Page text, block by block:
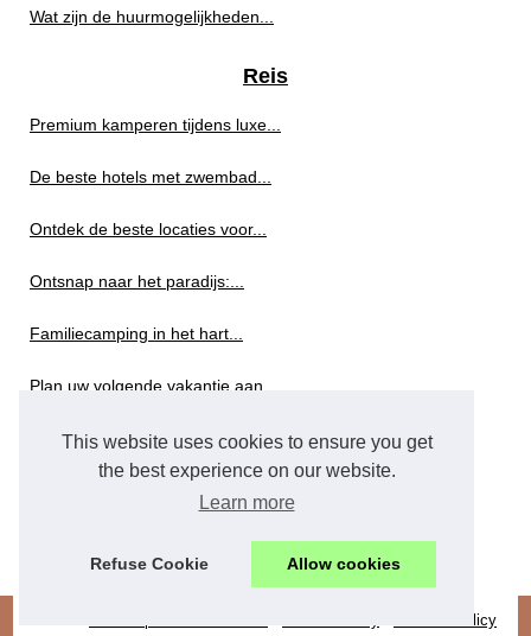
This website uses cookies to ensure you get
the best experience on our website.
Learn more
Refuse Cookie Allow cookies
Wat zijn de huurmogelijkheden...
Reis
Premium kamperen tijdens luxe...
De beste hotels met zwembad...
Ontdek de beste locaties voor...
Ontsnap naar het paradijs:...
Familiecamping in het hart...
Plan uw volgende vakantie aan...
Top 5 eco campings in...
Toerisme
Geniet van de adembenemende...
Cookies Policy